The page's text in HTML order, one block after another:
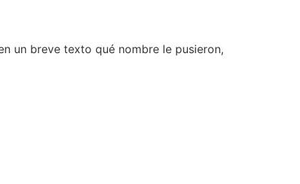
un breve texto qué nombre le pusieron,